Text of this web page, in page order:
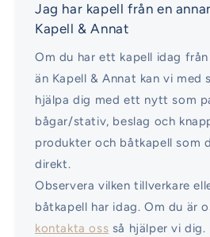
Jag har kapell från en
Kapell & Annat
Om du har ett kapell idag
än Kapell & Annat kan vi med
hjälpa dig med ett nytt som
bågar/stativ, beslag och
produkter och båtkapell som
direkt.
Observera vilken tillverkare
båtkapell har idag. Om du är
kontakta oss så hjälper vi dig.